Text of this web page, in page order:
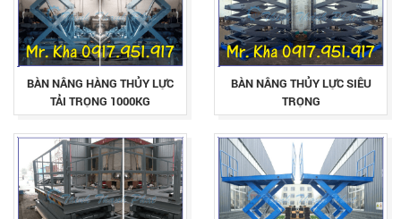
BÀN NÂNG HÀNG THỦY LỰC
TẢI TRỌNG 1000KG
BÀN NÂNG THỦY LỰC SIÊU
TRỌNG